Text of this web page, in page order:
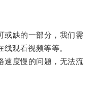
缺的一部分，我们需
观看视频等等。
度慢的问题，无法流